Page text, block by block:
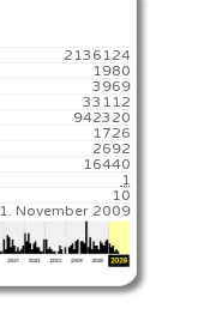
2136124
1980
3969
33112
942320
1726️
2692
16440️
1
10
1. November 2009